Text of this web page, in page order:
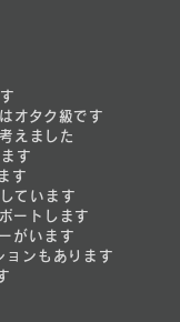
オタク級です
えました
す
す
ています
ートします
がいます
ョンもあります